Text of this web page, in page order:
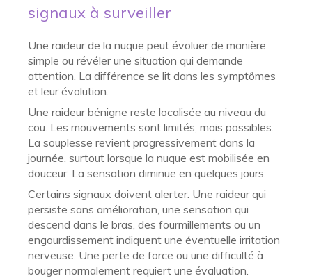
signaux à surveiller
Une raideur de la nuque peut évoluer de manière
simple ou révéler une situation qui demande
attention. La différence se lit dans les symptômes
et leur évolution.
Une raideur bénigne reste localisée au niveau du
cou. Les mouvements sont limités, mais possibles.
La souplesse revient progressivement dans la
journée, surtout lorsque la nuque est mobilisée en
douceur. La sensation diminue en quelques jours.
Certains signaux doivent alerter. Une raideur qui
persiste sans amélioration, une sensation qui
descend dans le bras, des fourmillements ou un
engourdissement indiquent une éventuelle irritation
nerveuse. Une perte de force ou une difficulté à
bouger normalement requiert une évaluation.